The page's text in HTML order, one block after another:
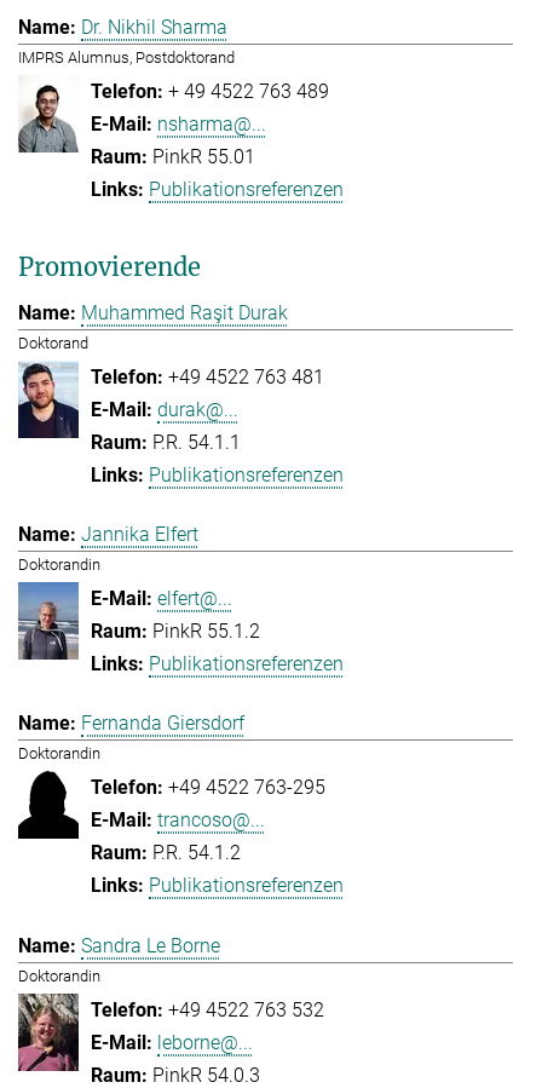
Dr. Nikhil Sharma
IMPRS Alumnus, Postdoktorand
+ 49 4522 763 489
nsharma@...
PinkR 55.01
Publikationsreferenzen
Promovierende
Muhammed Raşit Durak
Doktorand
+49 4522 763 481
durak@...
P.R. 54.1.1
Publikationsreferenzen
Jannika Elfert
Doktorandin
elfert@...
PinkR 55.1.2
Publikationsreferenzen
Fernanda Giersdorf
Doktorandin
+49 4522 763-295
trancoso@...
P.R. 54.1.2
Publikationsreferenzen
Sandra Le Borne
Doktorandin
+49 4522 763 532
leborne@...
PinkR 54.0.3